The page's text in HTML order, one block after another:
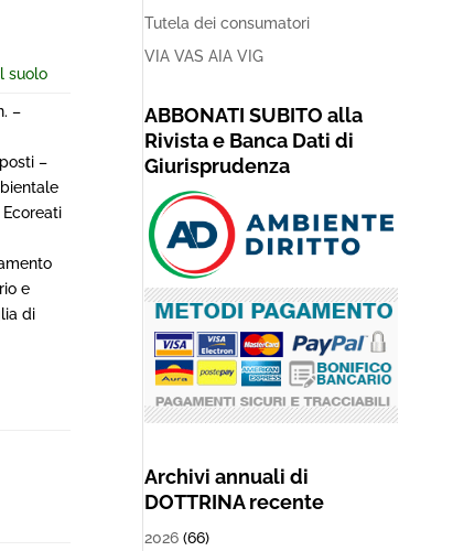
suolo
–
–
Ecoreati
e
di
Tutela dei consumatori
VIA VAS AIA VIG
ABBONATI SUBITO alla
Rivista e Banca Dati di
Giurisprudenza
Archivi annuali di
DOTTRINA recente
2026 (66)